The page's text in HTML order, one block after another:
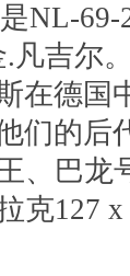
NL-69-
凡吉尔
在德国
们的后
、巴龙
克127 x